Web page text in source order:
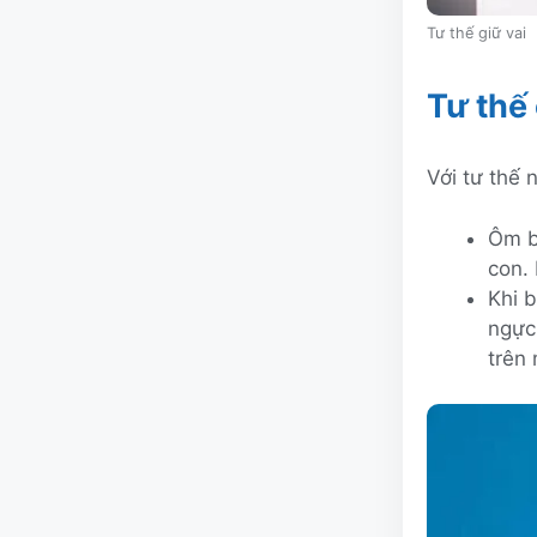
Tư thế giữ vai
Tư thế
Với tư thế
Ôm
con.
Khi
trên